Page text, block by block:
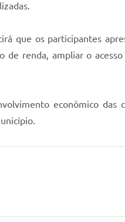
que os participantes
renda, ampliar o
econômico das